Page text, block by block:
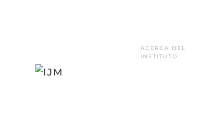
ACERCA DEL
INSTITUTO